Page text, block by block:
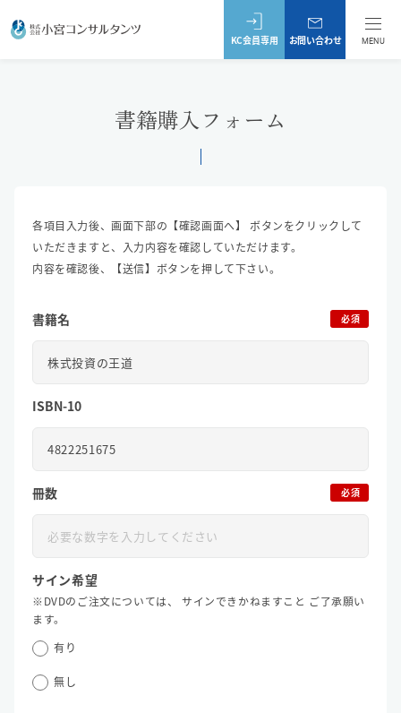
MENU
KC会員専用 お問い合わせ
書籍購入フォーム
各項目入力後、画面下部の【確認画面へ】 ボタンをクリックして
いただきますと、入力内容を確認していただけます。
内容を確認後、【送信】ボタンを押して下さい。
書籍名 必須
ISBN-10
冊数 必須
サイン希望
※DVDのご注文については、 サインできかねますこと ご了承願い
ます。
有り
無し